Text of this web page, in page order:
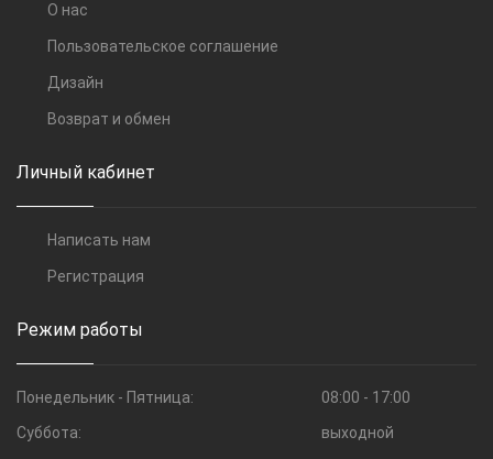
О нас
Пользовательское соглашение
Дизайн
Возврат и обмен
Личный кабинет
Написать нам
Регистрация
Режим работы
Понедельник - Пятница:
08:00 - 17:00
Суббота:
выходной